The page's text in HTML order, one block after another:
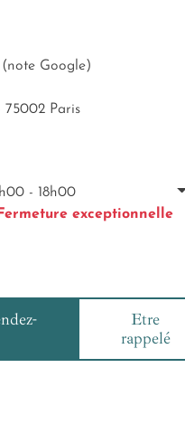
(note Google)
Paris
- 18h00
exceptionnelle
Etre
rappelé